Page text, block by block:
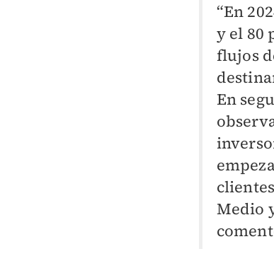
“En
y el 80
flujos
En
Medio